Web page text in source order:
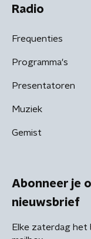
Radio
Frequenties
Programma's
Presentatoren
Muziek
Gemist
Abonneer je
nieuwsbrief
Elke zaterdag het